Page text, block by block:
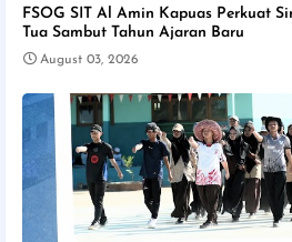
FSOG SIT Al Amin Kapuas Perkuat
Tua Sambut Tahun Ajaran Baru
August 03, 2026